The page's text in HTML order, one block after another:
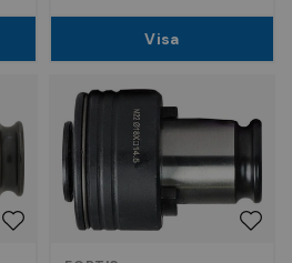
Visa